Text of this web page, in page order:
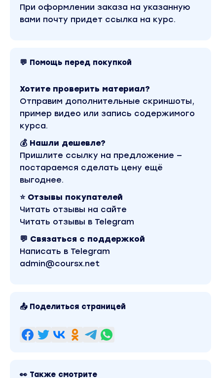
При оформлении заказа на указанную
вами почту придет ссылка на курс.
💬 Помощь перед покупкой
Хотите проверить материал?
Отправим дополнительные скриншоты,
пример видео или запись содержимого
курса.
💰 Нашли дешевле?
Пришлите ссылку на предложение —
постараемся сделать цену ещё
выгоднее.
⭐ Отзывы покупателей
Читать отзывы на сайте
Читать отзывы в Telegram
💬 Связаться с поддержкой
Написать в Telegram
admin@coursx.net
📤 Поделиться страницей
👀 Также смотрите